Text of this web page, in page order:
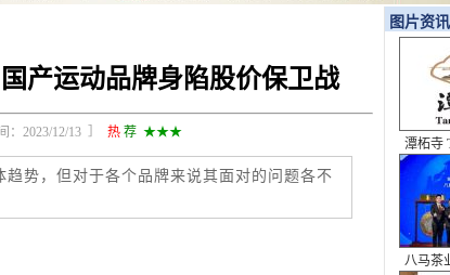
产运动品牌身陷股价保卫战
：2023/12/13 ］ 热 荐 ★★★
趋势，但对于各个品牌来说其面对的问题各不
图片资讯
潭柘寺
全新
八马茶